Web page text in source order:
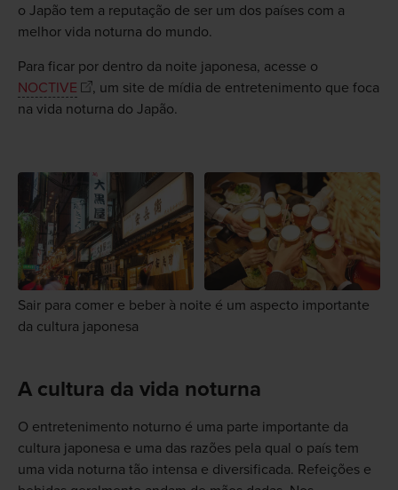
o Japão tem a reputação de ser um dos países com a
melhor vida noturna do mundo.
Para ficar por dentro da noite japonesa, acesse o
NOCTIVE
, um site de mídia de entretenimento que foca
na vida noturna do Japão.
Sair para comer e beber à noite é um aspecto importante
da cultura japonesa
A cultura da vida noturna
O entretenimento noturno é uma parte importante da
cultura japonesa e uma das razões pela qual o país tem
uma vida noturna tão intensa e diversificada. Refeições e